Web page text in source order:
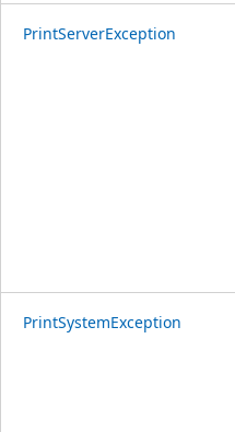
PrintServerException
PrintSystemException